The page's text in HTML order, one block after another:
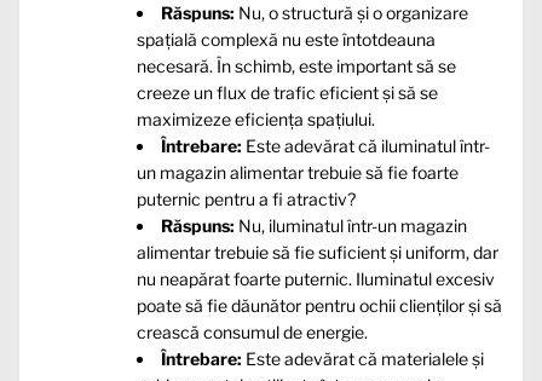
Răspuns: Nu, o structură și o organizare
spațială complexă nu este întotdeauna
necesară. În schimb, este important să se
creeze un flux de trafic eficient și să se
maximizeze eficiența spațiului.
Întrebare: Este adevărat că iluminatul într-
un magazin alimentar trebuie să fie foarte
puternic pentru a fi atractiv?
Răspuns: Nu, iluminatul într-un magazin
alimentar trebuie să fie suficient și uniform, dar
nu neapărat foarte puternic. Iluminatul excesiv
poate să fie dăunător pentru ochii clienților și să
crească consumul de energie.
Întrebare: Este adevărat că materialele și